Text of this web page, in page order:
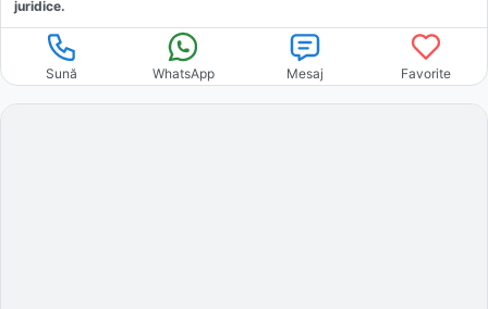
juridice.
Sună WhatsApp Mesaj Favorite